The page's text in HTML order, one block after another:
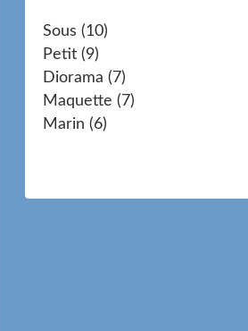
Sous (10)
Petit (9)
Diorama (7)
Maquette (7)
Marin (6)